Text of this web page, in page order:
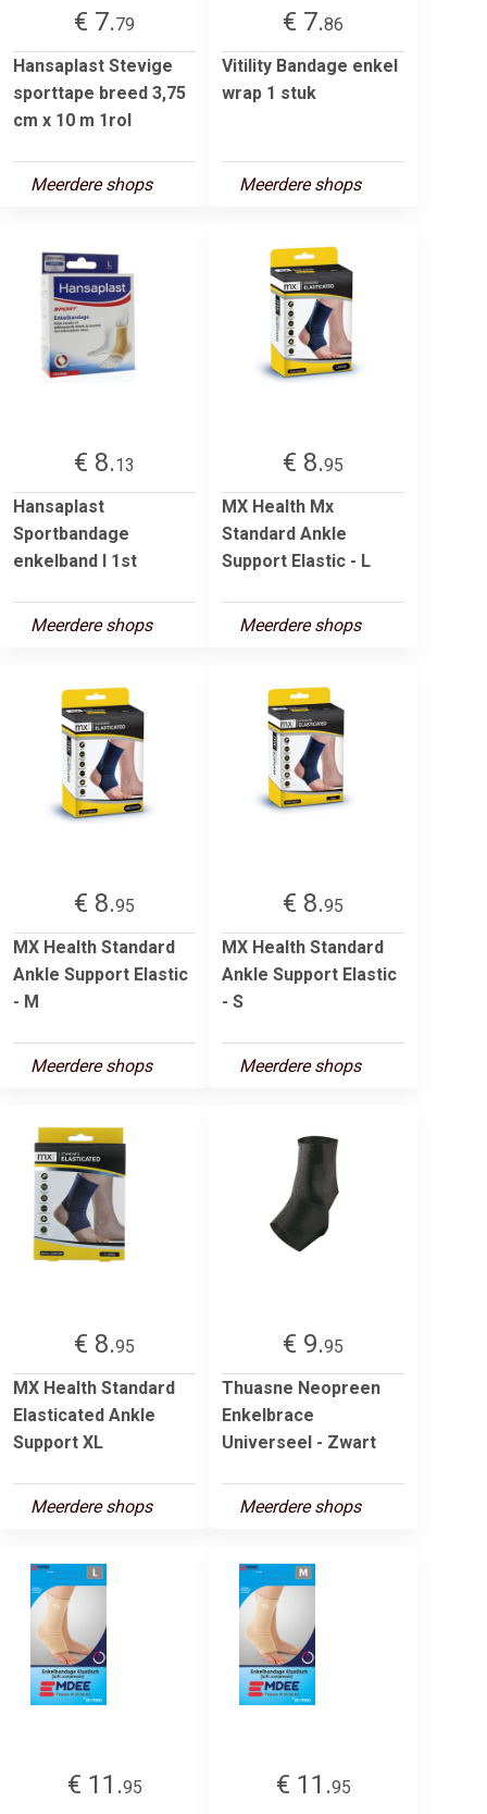
€ 7.79
Hansaplast Stevige
sporttape breed 3,75
cm x 10 m 1rol
Meerdere shops
€ 7.86
Vitility Bandage enkel
wrap 1 stuk
Meerdere shops
€ 8.13
Hansaplast
Sportbandage
enkelband l 1st
Meerdere shops
€ 8.95
MX Health Mx
Standard Ankle
Support Elastic - L
Meerdere shops
€ 8.95
MX Health Standard
Ankle Support Elastic
- M
Meerdere shops
€ 8.95
MX Health Standard
Ankle Support Elastic
- S
Meerdere shops
€ 8.95
MX Health Standard
Elasticated Ankle
Support XL
Meerdere shops
€ 9.95
Thuasne Neopreen
Enkelbrace
Universeel - Zwart
Meerdere shops
€ 11.95 € 11.95